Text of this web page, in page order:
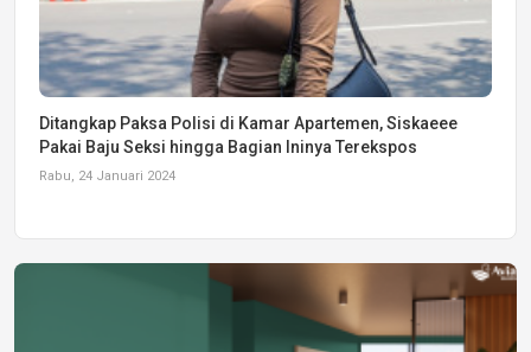
Ditangkap Paksa Polisi di Kamar Apartemen, Siskaeee
Pakai Baju Seksi hingga Bagian Ininya Terekspos
Rabu, 24 Januari 2024